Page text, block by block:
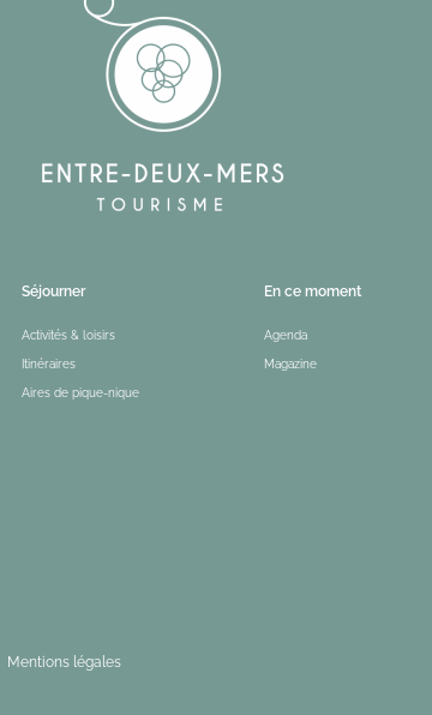
Séjourner
Activités & loisirs
Itinéraires
Aires de pique-nique
En ce moment
Agenda
Magazine
Mentions légales